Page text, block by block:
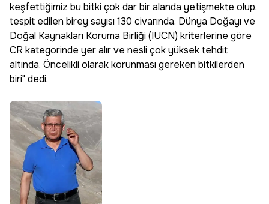
keşfettiğimiz bu bitki çok dar bir alanda yetişmekte olup,
tespit edilen birey sayısı 130 civarında. Dünya Doğayı ve
Doğal Kaynakları Koruma Birliği (IUCN) kriterlerine göre
CR kategorinde yer alır ve nesli çok yüksek tehdit
altında. Öncelikli olarak korunması gereken bitkilerden
biri" dedi.